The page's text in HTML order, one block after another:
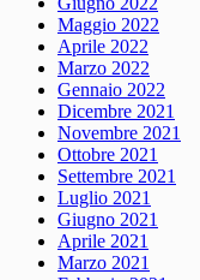
Maggio 2022
Aprile 2022
Marzo 2022
Gennaio 2022
Dicembre 2021
Novembre 2021
Ottobre 2021
Settembre 2021
Luglio 2021
Giugno 2021
Aprile 2021
Marzo 2021